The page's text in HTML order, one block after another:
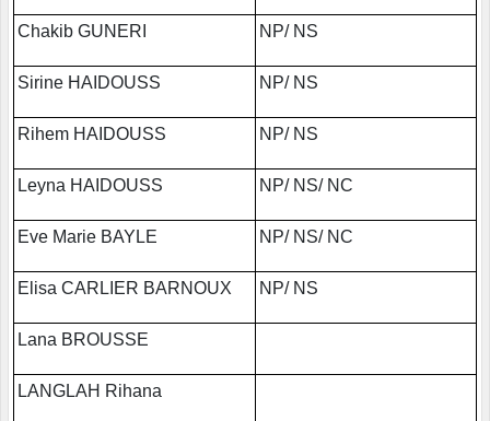
Chakib GUNERI NP/ NS
Sirine HAIDOUSS NP/ NS
Rihem HAIDOUSS NP/ NS
Leyna HAIDOUSS NP/ NS/ NC
Eve Marie BAYLE NP/ NS/ NC
Elisa CARLIER BARNOUX NP/ NS
Lana BROUSSE
LANGLAH Rihana